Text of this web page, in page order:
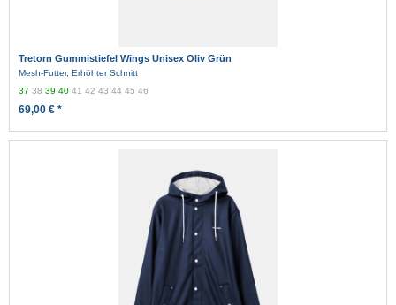
Tretorn Gummistiefel Wings Unisex Oliv Grün
Mesh-Futter, Erhöhter Schnitt
37383940414243444546
69,00 € *